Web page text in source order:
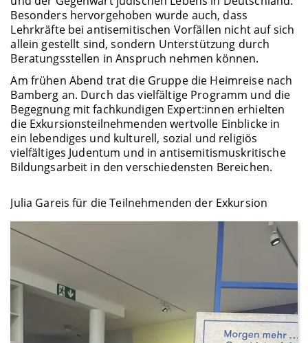
Besonders hervorgehoben wurde auch, dass
Lehrkräfte bei antisemitischen Vorfällen nicht auf sich
allein gestellt sind, sondern Unterstützung durch
Beratungsstellen in Anspruch nehmen können.
Am frühen Abend trat die Gruppe die Heimreise nach
Bamberg an. Durch das vielfältige Programm und die
Begegnung mit fachkundigen Expert:innen erhielten
die Exkursionsteilnehmenden wertvolle Einblicke in
ein lebendiges und kulturell, sozial und religiös
vielfältiges Judentum und in antisemitismuskritische
Bildungsarbeit in den verschiedensten Bereichen.
Julia Gareis für die Teilnehmenden der Exkursion